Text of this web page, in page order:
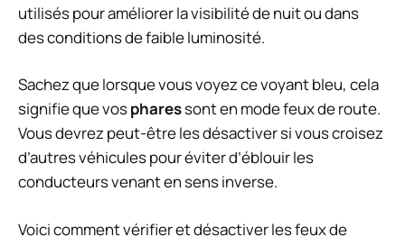
utilisés pour améliorer la visibilité de nuit ou dans
des conditions de faible luminosité.
Sachez que lorsque vous voyez ce voyant bleu, cela
signifie que vospharessont en mode feux de route.
Vous devrez peut-être les désactiver si vous croisez
d’autres véhicules pour éviter d’éblouir les
conducteurs venant en sens inverse.
Voici comment vérifier et désactiver les feux de